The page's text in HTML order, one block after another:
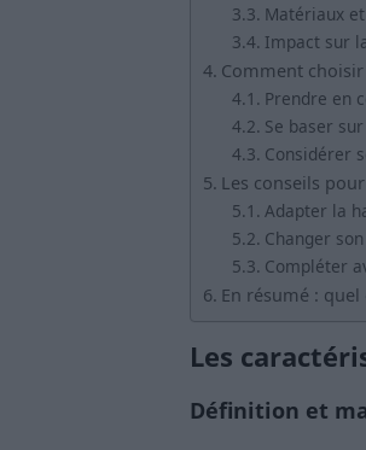
Matériaux
Impact sur
Comment
Prendre en
Se baser
Considérer
Les conseils
Adapter la
Changer
Compléter
En résumé :
Les
Définition et